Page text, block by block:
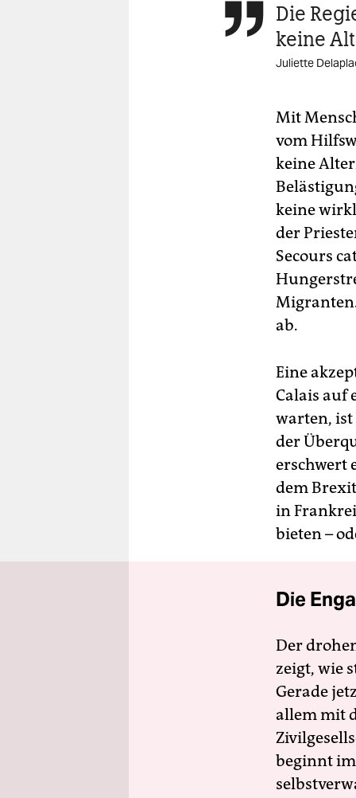
 Die
keine
Juliette
Mit
vom
keine
keine
der
Secours
ab.
Eine
Calais auf
warten,
der
erschwert
dem
in
bieten –
Die
Der
zeigt, wie
Gerade
allem mit
beginnt